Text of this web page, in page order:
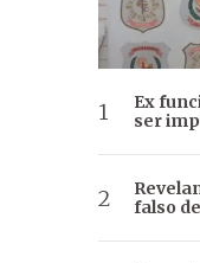
Ex
ser
falso